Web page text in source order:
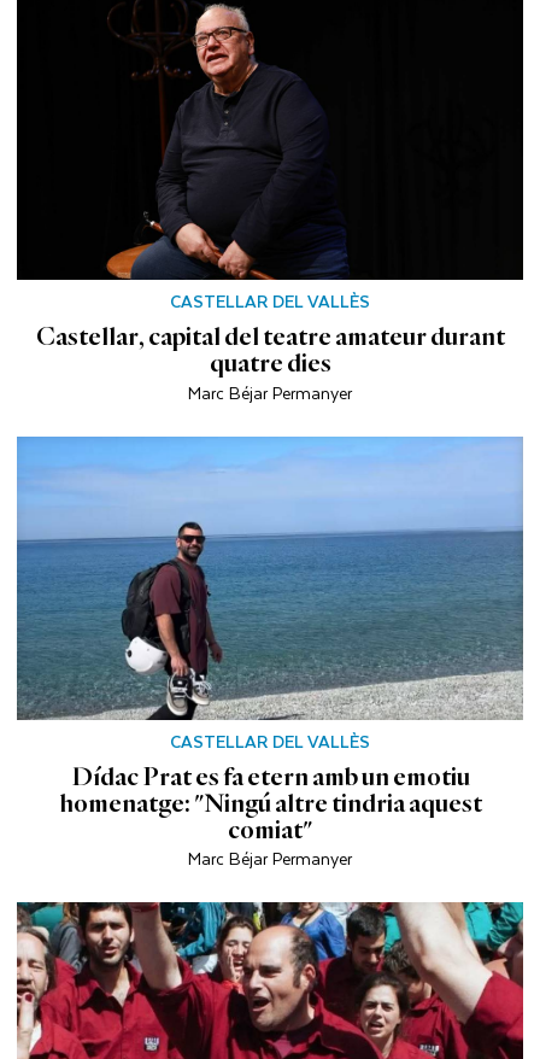
CASTELLAR DEL VALLÈS
Castellar, capital del teatre amateur durant
quatre dies
Marc Béjar Permanyer
CASTELLAR DEL VALLÈS
Dídac Prat es fa etern amb un emotiu
homenatge: "Ningú altre tindria aquest
comiat"
Marc Béjar Permanyer